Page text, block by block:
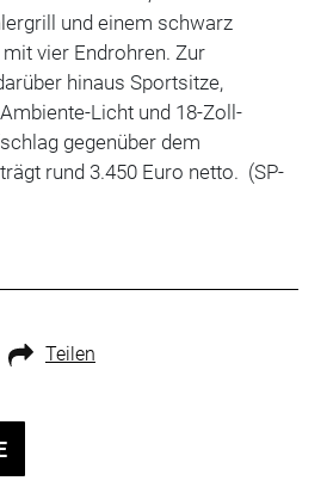
und einem schwarz
vier Endrohren. Zur
hinaus Sportsitze,
Licht und 18-Zoll-
gegenüber dem
rund 3.450 Euro netto. (SP-
Teilen